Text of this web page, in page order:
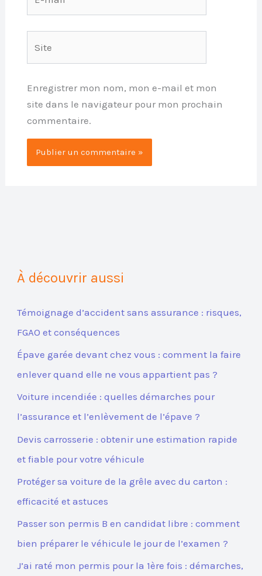
mail*
Enregistrer mon nom, mon e-mail et mon
site dans le navigateur pour mon prochain
commentaire.
À découvrir aussi
Témoignage d’accident sans assurance : risques,
FGAO et conséquences
Épave garée devant chez vous : comment la faire
enlever quand elle ne vous appartient pas ?
Voiture incendiée : quelles démarches pour
l’assurance et l’enlèvement de l’épave ?
Devis carrosserie : obtenir une estimation rapide
et fiable pour votre véhicule
Protéger sa voiture de la grêle avec du carton :
efficacité et astuces
Passer son permis B en candidat libre : comment
bien préparer le véhicule le jour de l’examen ?
J’ai raté mon permis pour la 1ère fois : démarches,